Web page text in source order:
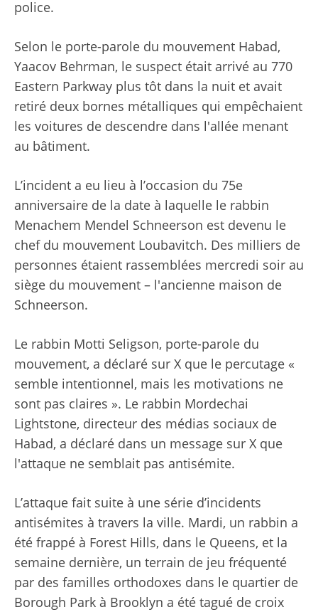
police.
Selon le porte-parole du mouvement Habad,
Yaacov Behrman, le suspect était arrivé au 770
Eastern Parkway plus tôt dans la nuit et avait
retiré deux bornes métalliques qui empêchaient
les voitures de descendre dans l'allée menant
au bâtiment.
L’incident a eu lieu à l’occasion du 75e
anniversaire de la date à laquelle le rabbin
Menachem Mendel Schneerson est devenu le
chef du mouvement Loubavitch. Des milliers de
personnes étaient rassemblées mercredi soir au
siège du mouvement – ​​l'ancienne maison de
Schneerson.
Le rabbin Motti Seligson, porte-parole du
mouvement, a déclaré sur X que le percutage «
semble intentionnel, mais les motivations ne
sont pas claires ». Le rabbin Mordechai
Lightstone, directeur des médias sociaux de
Habad, a déclaré dans un message sur X que
l'attaque ne semblait pas antisémite.
L’attaque fait suite à une série d’incidents
antisémites à travers la ville. Mardi, un rabbin a
été frappé à Forest Hills, dans le Queens, et la
semaine dernière, un terrain de jeu fréquenté
par des familles orthodoxes dans le quartier de
Borough Park à Brooklyn a été tagué de croix